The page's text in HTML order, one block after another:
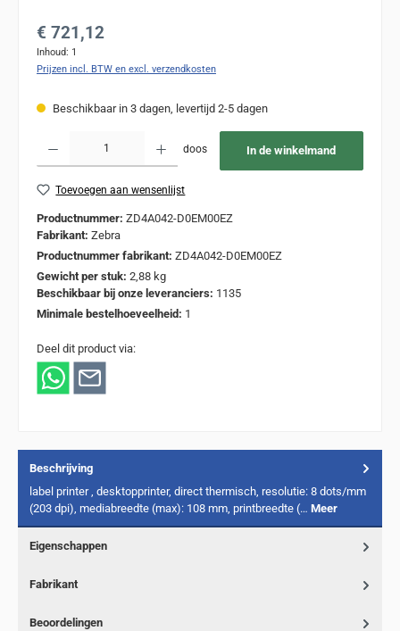
Normale prijs:
€ 721,12
Inhoud: 1
Prijzen incl. BTW en excl. verzendkosten
Beschikbaar in 3 dagen, levertijd 2-5 dagen
doos In de winkelmand
Toevoegen aan wensenlijst
Productnummer: ZD4A042-D0EM00EZ
Fabrikant: Zebra
Productnummer fabrikant: ZD4A042-D0EM00EZ
Gewicht per stuk: 2,88 kg
Beschikbaar bij onze leveranciers: 1135
Minimale bestelhoeveelheid: 1
Deel dit product via:
Beschrijving
label printer , desktopprinter, direct thermisch, resolutie: 8 dots/mm
(203 dpi), mediabreedte (max): 108 mm, printbreedte (… Meer
Eigenschappen
Fabrikant
Beoordelingen